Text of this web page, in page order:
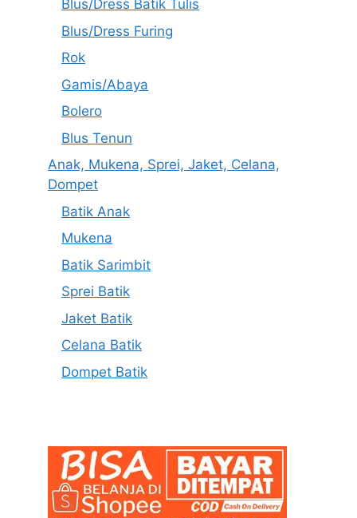
Blus/Dress Batik Tulis
Blus/Dress Furing
Rok
Gamis/Abaya
Bolero
Blus Tenun
Anak, Mukena, Sprei, Jaket, Celana,
Dompet
Batik Anak
Mukena
Batik Sarimbit
Sprei Batik
Jaket Batik
Celana Batik
Dompet Batik